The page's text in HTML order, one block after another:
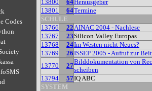
Codes
13800
64Herausgeber
13801
64Termine
SCHULE
13766
22AINAC 2004 - Nachlese
13767
23Silicon Valley Europas
13768
24Im Westen nicht Neues?
13769
26ISSEP 2005 - Aufruf zur
13770
27
Bilddokumentation von
scheiben
13794
57IQ ABC
SYSTEM